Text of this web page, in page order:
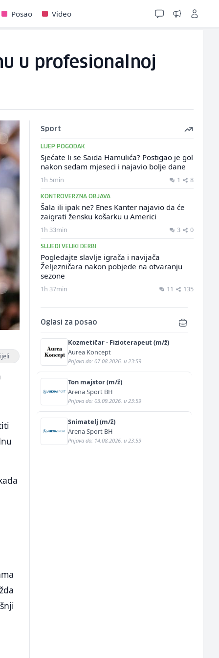
Posao Video
u profesionalnoj
Sport
LIJEP POGODAK
Sjećate li se Saida Hamulića? Postigao je gol
nakon sedam mjeseci i najavio bolje dane
1h 5min 1 8
KONTROVERZNA OBJAVA
Šala ili ipak ne? Enes Kanter najavio da će
zaigrati žensku košarku u Americi
1h 33min 3 0
SLIJEDI VELIKI DERBI
Pogledajte slavlje igrača i navijača
Željezničara nakon pobjede na otvaranju
sezone
1h 37min 11 135
Oglasi za posao
Kozmetičar - Fizioterapeut (m/ž)
Aurea Koncept
Prijava do: 07.08.2026. u 23:59
Ton majstor (m/ž)
Arena Sport BH
Prijava do: 03.09.2026. u 23:59
Snimatelj (m/ž)
Arena Sport BH
Prijava do: 14.08.2026. u 23:59